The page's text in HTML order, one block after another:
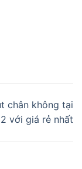
chân không tại
với giá rẻ nhất